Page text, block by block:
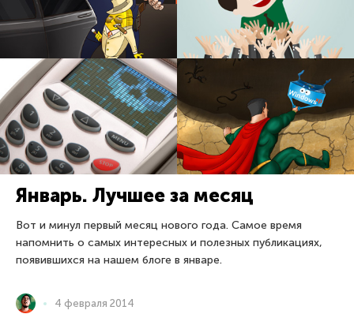
Январь. Лучшее за месяц
Вот и минул первый месяц нового года. Самое время
напомнить о самых интересных и полезных публикациях,
появившихся на нашем блоге в январе.
4 февраля 2014